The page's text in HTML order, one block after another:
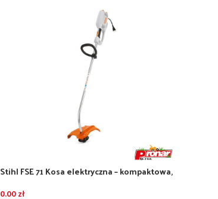
Stihl FSE 71 Kosa elektryczna – kompaktowa,
0.00zł